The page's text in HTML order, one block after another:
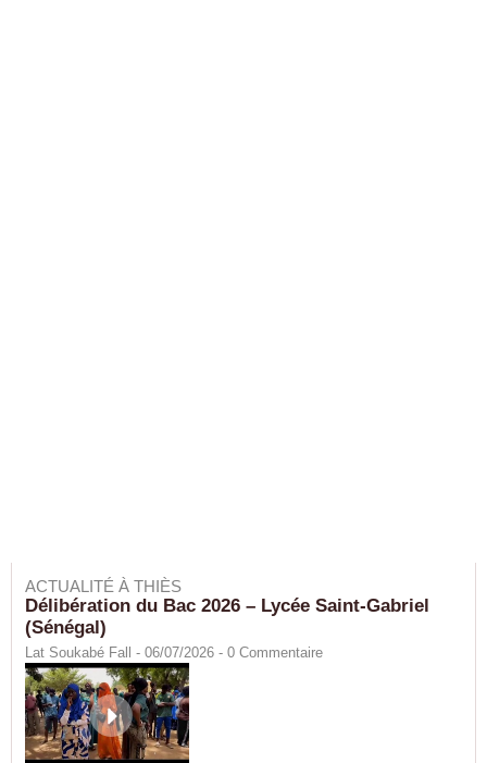
ACTUALITÉ À THIÈS
Délibération du Bac 2026 – Lycée Saint-Gabriel
(Sénégal)
Lat Soukabé Fall - 06/07/2026 - 0 Commentaire